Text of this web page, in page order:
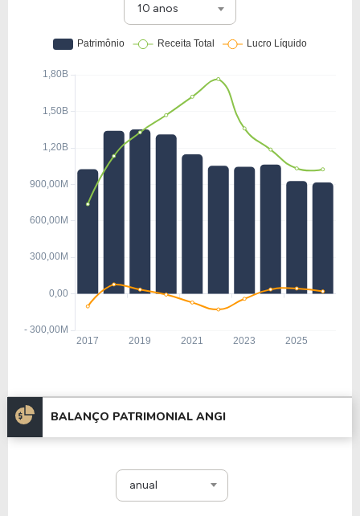
10 anos
BALANÇO PATRIMONIAL ANGI
anual